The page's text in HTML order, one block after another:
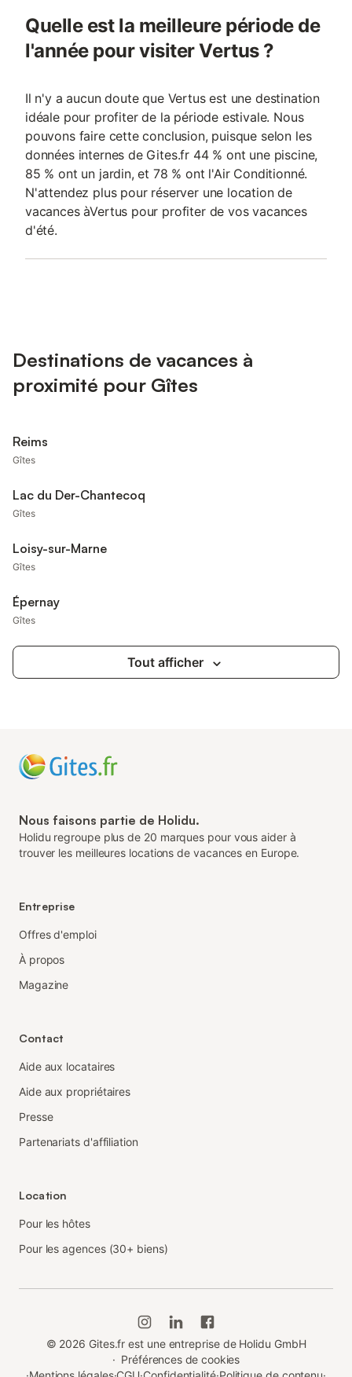
Quelle est la meilleure période de
l'année pour visiter Vertus ?
Il n'y a aucun doute que Vertus est une destination
idéale pour profiter de la période estivale. Nous
pouvons faire cette conclusion, puisque selon les
données internes de Gites.fr 44 % ont une piscine,
85 % ont un jardin, et 78 % ont l'Air Conditionné.
N'attendez plus pour réserver une location de
vacances àVertus pour profiter de vos vacances
d'été.
Destinations de vacances à
proximité pour Gîtes
Reims
Gîtes
Lac du Der-Chantecoq
Gîtes
Loisy-sur-Marne
Gîtes
Épernay
Gîtes
Tout afficher
Nous faisons partie de Holidu.
Holidu regroupe plus de 20 marques pour vous aider à
trouver les meilleures locations de vacances en Europe.
Entreprise
Offres d'emploi
À propos
Magazine
Contact
Aide aux locataires
Aide aux propriétaires
Presse
Partenariats d'affiliation
Location
Pour les hôtes
Pour les agences (30+ biens)
© 2026 Gites.fr est une entreprise de Holidu GmbH
· Préférences de cookies